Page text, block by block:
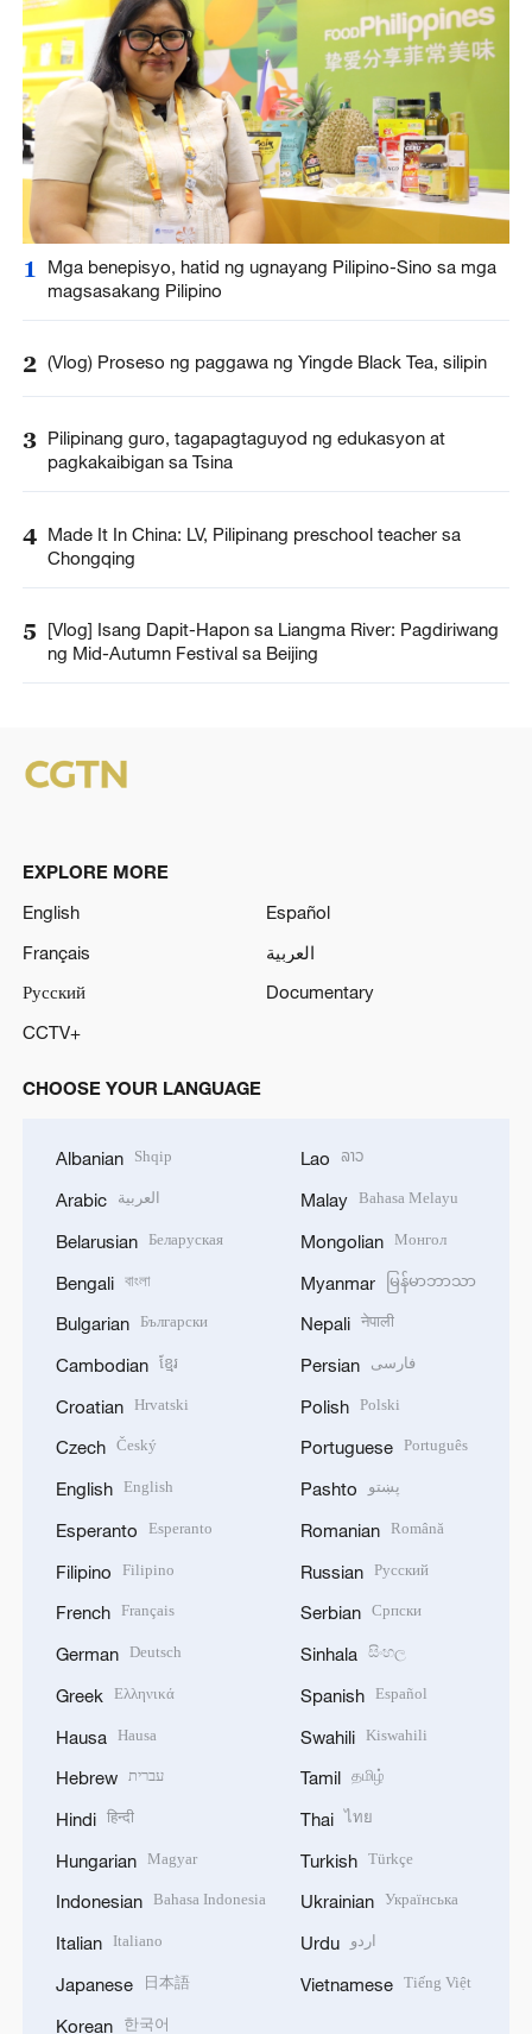
1
Mga benepisyo, hatid ng ugnayang Pilipino-Sino sa mga
magsasakang Pilipino
2 (Vlog) Proseso ng paggawa ng Yingde Black Tea, silipin
3 Pilipinang guro, tagapagtaguyod ng edukasyon at
pagkakaibigan sa Tsina
4 Made It In China: LV, Pilipinang preschool teacher sa
Chongqing
5
[Vlog] Isang Dapit-Hapon sa Liangma River: Pagdiriwang
ng Mid-Autumn Festival sa Beijing
EXPLORE MORE
English
Español
Français
العربية
Русский
Documentary
CCTV+
CHOOSE YOUR LANGUAGE
Albanian Shqip
Arabic العربية
Belarusian Беларуская
Bengali বাংলা
Bulgarian Български
Cambodian ខ្មែរ
Croatian Hrvatski
Czech Český
English English
Esperanto Esperanto
Filipino Filipino
French Français
German Deutsch
Greek Ελληνικά
Hausa Hausa
Hebrew עברית
Hindi हिन्दी
Hungarian Magyar
Indonesian Bahasa Indonesia
Italian Italiano
Japanese 日本語
Korean 한국어
Lao ລາວ
Malay Bahasa Melayu
Mongolian Монгол
Myanmar မြန်မာဘာသာ
Nepali नेपाली
Persian فارسی
Polish Polski
Portuguese Português
Pashto پښتو
Romanian Română
Russian Русский
Serbian Српски
Sinhala සිංහල
Spanish Español
Swahili Kiswahili
Tamil தமிழ்
Thai ไทย
Turkish Türkçe
Ukrainian Українська
Urdu اردو
Vietnamese Tiếng Việt